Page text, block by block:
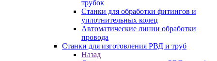
трубок
Станки для обработки фитингов и
уплотнительных колец
Автоматические линии обработки
провода
Станки для изготовления РВД и труб
Назад